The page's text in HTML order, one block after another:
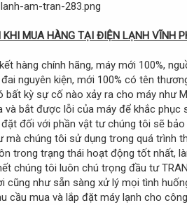
KHI MUA HÀNG TẠI ĐIỆN LẠNH VĨNH
hàng chính hãng, máy mới 100%,
nguyên kiện, mới 100% có tên
bất kỳ sự cố nào xảy ra cho máy như
và bắt được lỗi của máy để khắc phục
đối với phần vật tư chúng tôi sẽ
mà chúng tôi sử dụng trong quá trình
trong trạng thái hoạt động tốt nhất,
chúng tôi luôn chú trọng đầu tư
cũng như sẵn sàng xử lý mọi tình
cầu mua và lắp đặt máy lạnh cho